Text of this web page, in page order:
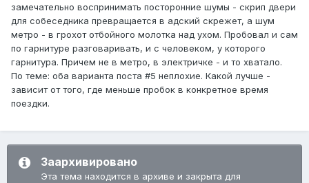
замечательно воспринимать посторонние шумы - скрип двери
для собеседника превращается в адский скрежет, а шум
метро - в грохот отбойного молотка над ухом. Пробовал и сам
по гарнитуре разговаривать, и с человеком, у которого
гарнитура. Причем не в метро, в электричке - и то хватало.
По теме: оба варианта поста #5 неплохие. Какой лучше -
зависит от того, где меньше пробок в конкретное время
поездки.
Заархивировано
Эта тема находится в архиве и закрыта для